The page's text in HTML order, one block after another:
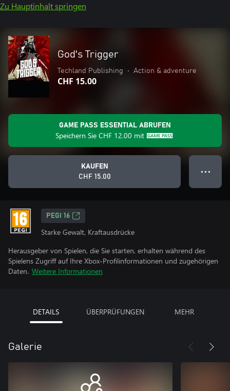
Zu Hauptinhalt springen
God's Trigger
Techland Publishing • Action & adventure
CHF 15.00
GAME PASS ESSENTIAL ABRUFEN
Speichern Sie CHF 12.00 mit
KAUFEN
CHF 15.00
● ● ●
PEGI 16
Starke Gewalt, Kraftausdrücke
Herausgeber von Spielen, die Sie starten, erhalten während des
Spielens Zugriff auf Ihre Xbox-Profilinformationen und zugehörigen
Daten. Weitere Informationen
DETAILS ÜBERPRÜFUNGEN MEHR
Galerie